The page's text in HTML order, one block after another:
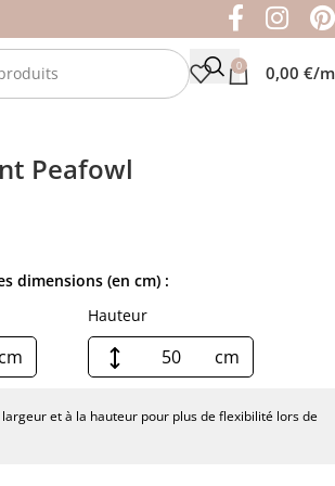
0 0,00 €/
Peafowl
dimensions (en cm) :
cm
Hauteur
cm
et à la hauteur pour plus de flexibilité lors de